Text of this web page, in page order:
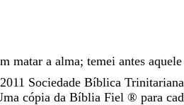
matar a alma; temei antes aquele
Sociedade Bíblica
cópia da Bíblia Fiel ®️ para